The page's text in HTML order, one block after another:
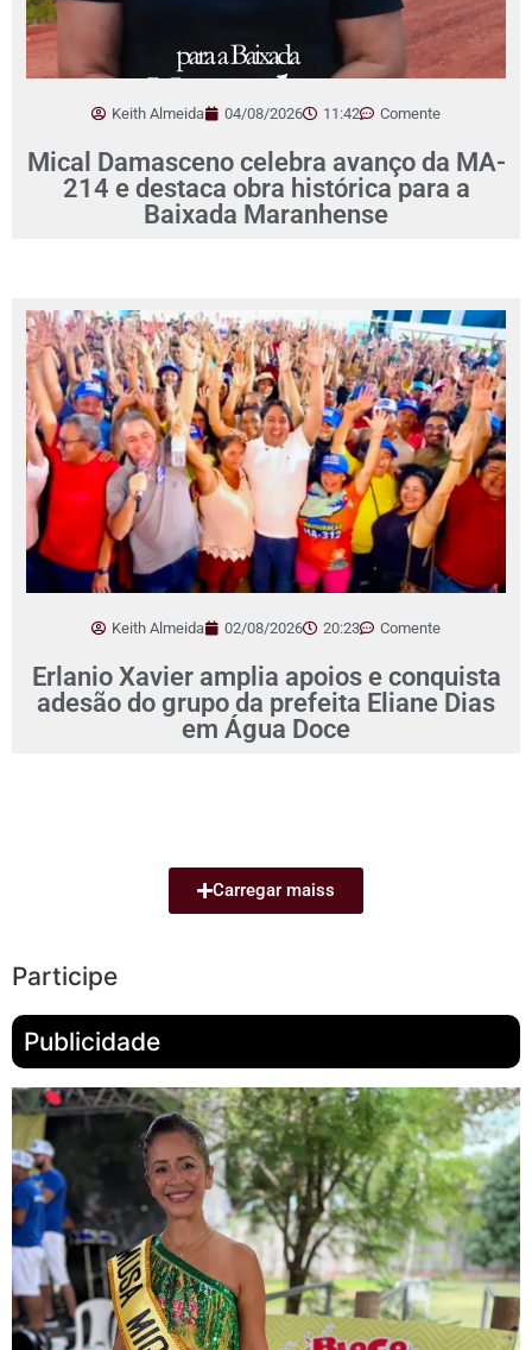
Keith Almeida 04/08/2026 11:42 Comente
Mical Damasceno celebra avanço da MA-
214 e destaca obra histórica para a
Baixada Maranhense
Keith Almeida 02/08/2026 20:23 Comente
Erlanio Xavier amplia apoios e conquista
adesão do grupo da prefeita Eliane Dias
em Água Doce
Carregar maiss
Participe
Publicidade